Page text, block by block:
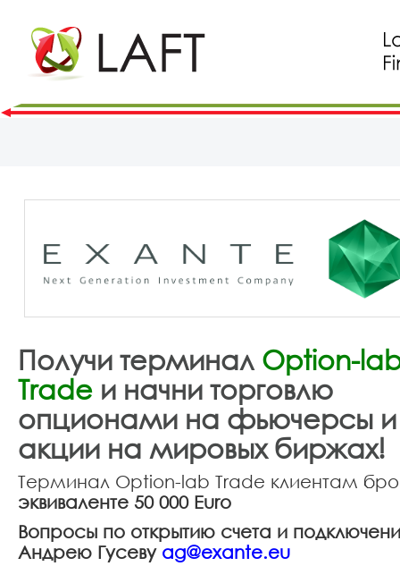
Получи терминал Option-
Тrade и начни торговлю
опционами на фьючерсы и
акции на мировых биржах!
Терминал Option-lab Trade клиентам
эквиваленте 50 000 Euro
Вопросы по открытию счета и
Андрею Гусеву ag@exante.eu